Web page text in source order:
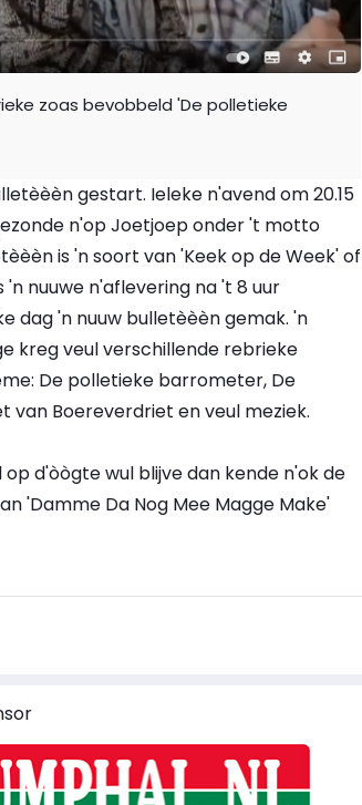
zoas bevobbeld 'De polletieke
gestart. Ieleke n'avend om 20.15
n'op Joetjoep onder 't motto
is 'n soort van 'Keek op de Week' of
nuuwe n'aflevering na 't 8 uur
dag 'n nuuw bulletèèèn gemak. 'n
kreg veul verschillende rebrieke
De polletieke barrometer, De
van Boereverdriet en veul meziek.
op d'òògte wul blijve dan kende n'ok de
'Damme Da Nog Mee Magge Make'